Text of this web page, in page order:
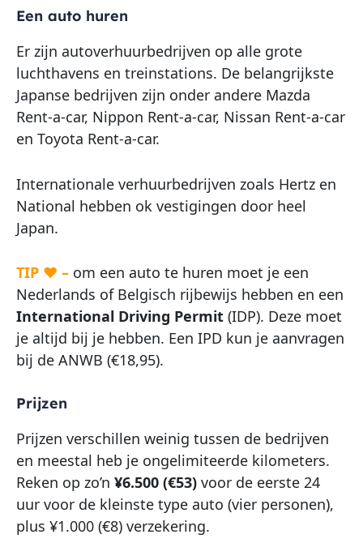
Een auto huren
Er zijn autoverhuurbedrijven op alle grote
luchthavens en treinstations. De belangrijkste
Japanse bedrijven zijn onder andere Mazda
Rent-a-car, Nippon Rent-a-car, Nissan Rent-a-car
en Toyota Rent-a-car.
Internationale verhuurbedrijven zoals Hertz en
National hebben ok vestigingen door heel
Japan.
TIP ♥ – om een auto te huren moet je een
Nederlands of Belgisch rijbewijs hebben en een
International Driving Permit (IDP). Deze moet
je altijd bij je hebben. Een IPD kun je aanvragen
bij de ANWB (€18,95).
Prijzen
Prijzen verschillen weinig tussen de bedrijven
en meestal heb je ongelimiteerde kilometers.
Reken op zo’n ¥6.500 (€53) voor de eerste 24
uur voor de kleinste type auto (vier personen),
plus ¥1.000 (€8) verzekering.